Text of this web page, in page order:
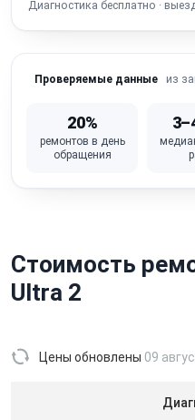
Не работает NFC / Apple
на
Сломан / не
Диагностика бесплатно ·
Проверяемые данные из
20%
ремонтов в день
обращения
Стоимость
Ultra 2
Цены обновлены 09